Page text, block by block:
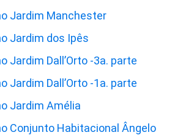
Jardim Manchester
Jardim dos Ipês
Jardim Dall’Orto -3a. parte
Jardim Dall’Orto -1a. parte
Jardim Amélia
Conjunto Habitacional Ângelo